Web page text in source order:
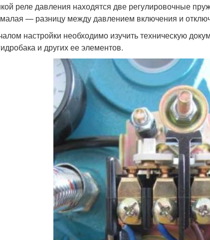
реле давления находятся две регулировочные
— разницу между давлением включения и
настройки необходимо изучить техническую
и других ее элементов.